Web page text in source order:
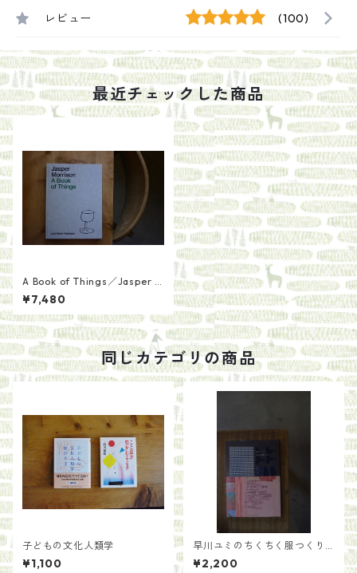
レビュー (100)
最近チェックした商品
A Book of Things／Jasper M
orrison
¥7,480
同じカテゴリの商品
子どもの文化人類学
¥1,100
早川ユミのちくちく服つくり
／早川ユミ
¥2,200